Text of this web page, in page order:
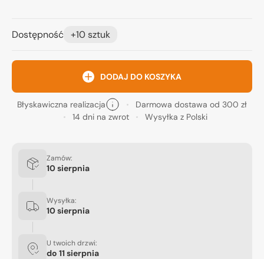
Dostępność +10 sztuk
DODAJ DO KOSZYKA
Błyskawiczna realizacja
Darmowa dostawa od 300 zł
14 dni na zwrot
Wysyłka z Polski
Zamów:
10 sierpnia
Wysyłka:
10 sierpnia
U twoich drzwi:
do 11 sierpnia